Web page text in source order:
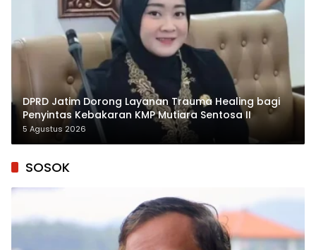
DPRD Jatim Dorong Layanan Trauma Healing bagi
Penyintas Kebakaran KMP Mutiara Sentosa II
5 Agustus 2026
SOSOK